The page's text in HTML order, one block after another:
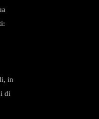
in
di